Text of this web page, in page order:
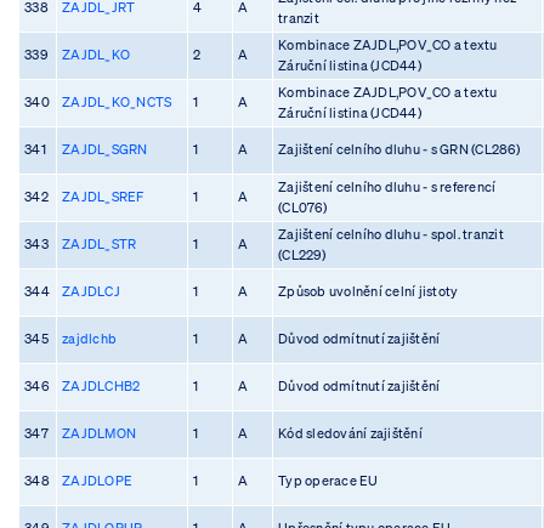
338 ZAJDL_JRT 4 A
tranzit
339 ZAJDL_KO 2 A
Kombinace ZAJDL,POV_CO a textu
Záruční listina (JCD44)
340 ZAJDL_KO_NCTS 1 A
Kombinace ZAJDL,POV_CO a textu
Záruční listina (JCD44)
341 ZAJDL_SGRN 1 A Zajištení celního dluhu - s GRN (CL286)
342 ZAJDL_SREF 1 A
Zajištení celního dluhu - s referencí
(CL076)
343 ZAJDL_STR 1 A
Zajištení celního dluhu - spol. tranzit
(CL229)
344 ZAJDLCJ 1 A Způsob uvolnění celní jistoty
345 zajdlchb 1 A Důvod odmítnutí zajištění
346 ZAJDLCHB2 1 A Důvod odmítnutí zajištění
347 ZAJDLMON 1 A Kód sledování zajištění
348 ZAJDLOPE 1 A Typ operace EU